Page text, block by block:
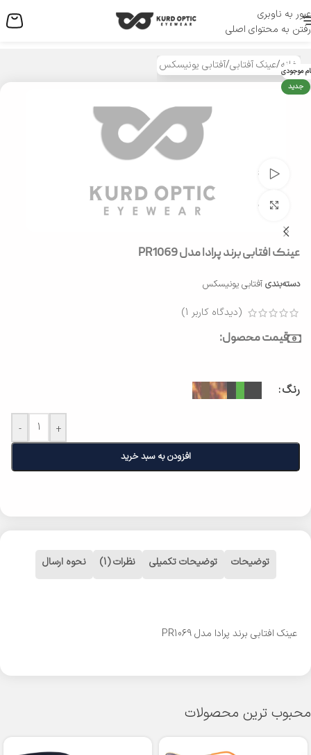
عبور به ناوبری
رفتن به محتوای اصلی
منو
خانه/عینک آفتابی/آفتابی یونیسکس
موجودی
جدید
تماشای ویدئو
بزرگنمایی تصویر
عینک افتابی برند پرادا مدل PR1069
دسته‌بندی آفتابی یونیسکس
(دیدگاه کاربر 1
)
قیمت محصول:
رنگ
- +
افزودن به سبد خرید
توضیحات توضیحات تکمیلی نظرات (1) نحوه ارسال
عینک افتابی برند پرادا مدل PR1069
محبوب ترین محصولات